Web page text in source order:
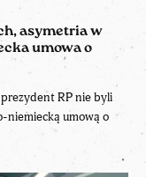
asymetria w
umowa o
RP nie byli
niemiecką umową o